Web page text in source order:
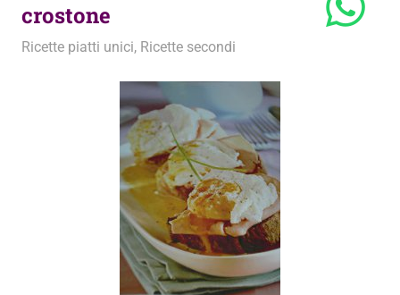
crostone
23 Aprile 2012
admin
Ricette piatti unici, Ricette secondi